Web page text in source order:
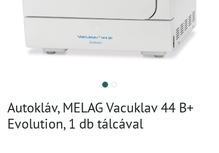
Autokláv, MELAG Vacuklav 44 B+
Evolution, 1 db tálcával